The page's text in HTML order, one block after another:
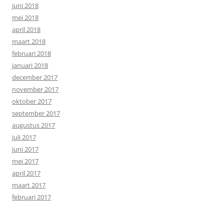
juni 2018
mei 2018
april 2018
maart 2018
februari 2018
januari 2018
december 2017
november 2017
oktober 2017
september 2017
augustus 2017
juli 2017
juni 2017
mei 2017
april 2017
maart 2017
februari 2017